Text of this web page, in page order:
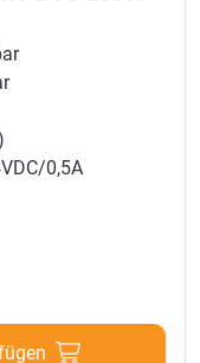
0,5A